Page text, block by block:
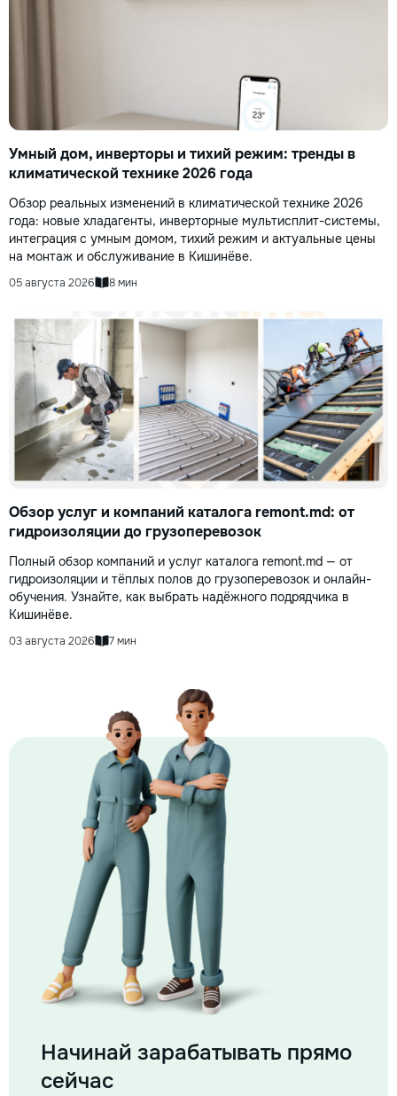
Умный дом, инверторы и тихий режим: тренды в
климатической технике 2026 года
Обзор реальных изменений в климатической технике 2026
года: новые хладагенты, инверторные мультисплит-системы,
интеграция с умным домом, тихий режим и актуальные цены
на монтаж и обслуживание в Кишинёве.
05 августа 2026 8 мин
Обзор услуг и компаний каталога remont.md: от
гидроизоляции до грузоперевозок
Полный обзор компаний и услуг каталога remont.md — от
гидроизоляции и тёплых полов до грузоперевозок и онлайн-
обучения. Узнайте, как выбрать надёжного подрядчика в
Кишинёве.
03 августа 2026 7 мин
Начинай зарабатывать прямо
сейчас